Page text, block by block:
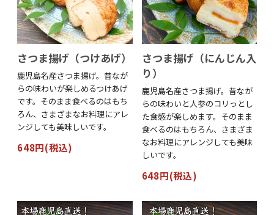
さつま揚げ（つけあげ）
鹿児島名産さつま揚げ。昔なが
らの味わいが楽しめるつけあげ
です。そのまま食べるのはもち
ろん、さまざまなお料理にアレ
ンジしても美味しいです。
648円(税込)
さつま揚げ（にんじん入
り）
鹿児島名産さつま揚げ。昔なが
らの味わいと人参のコリっとし
た食感が楽しめます。そのまま
食べるのはもちろん、さまざま
なお料理にアレンジしても美味
しいです。
648円(税込)